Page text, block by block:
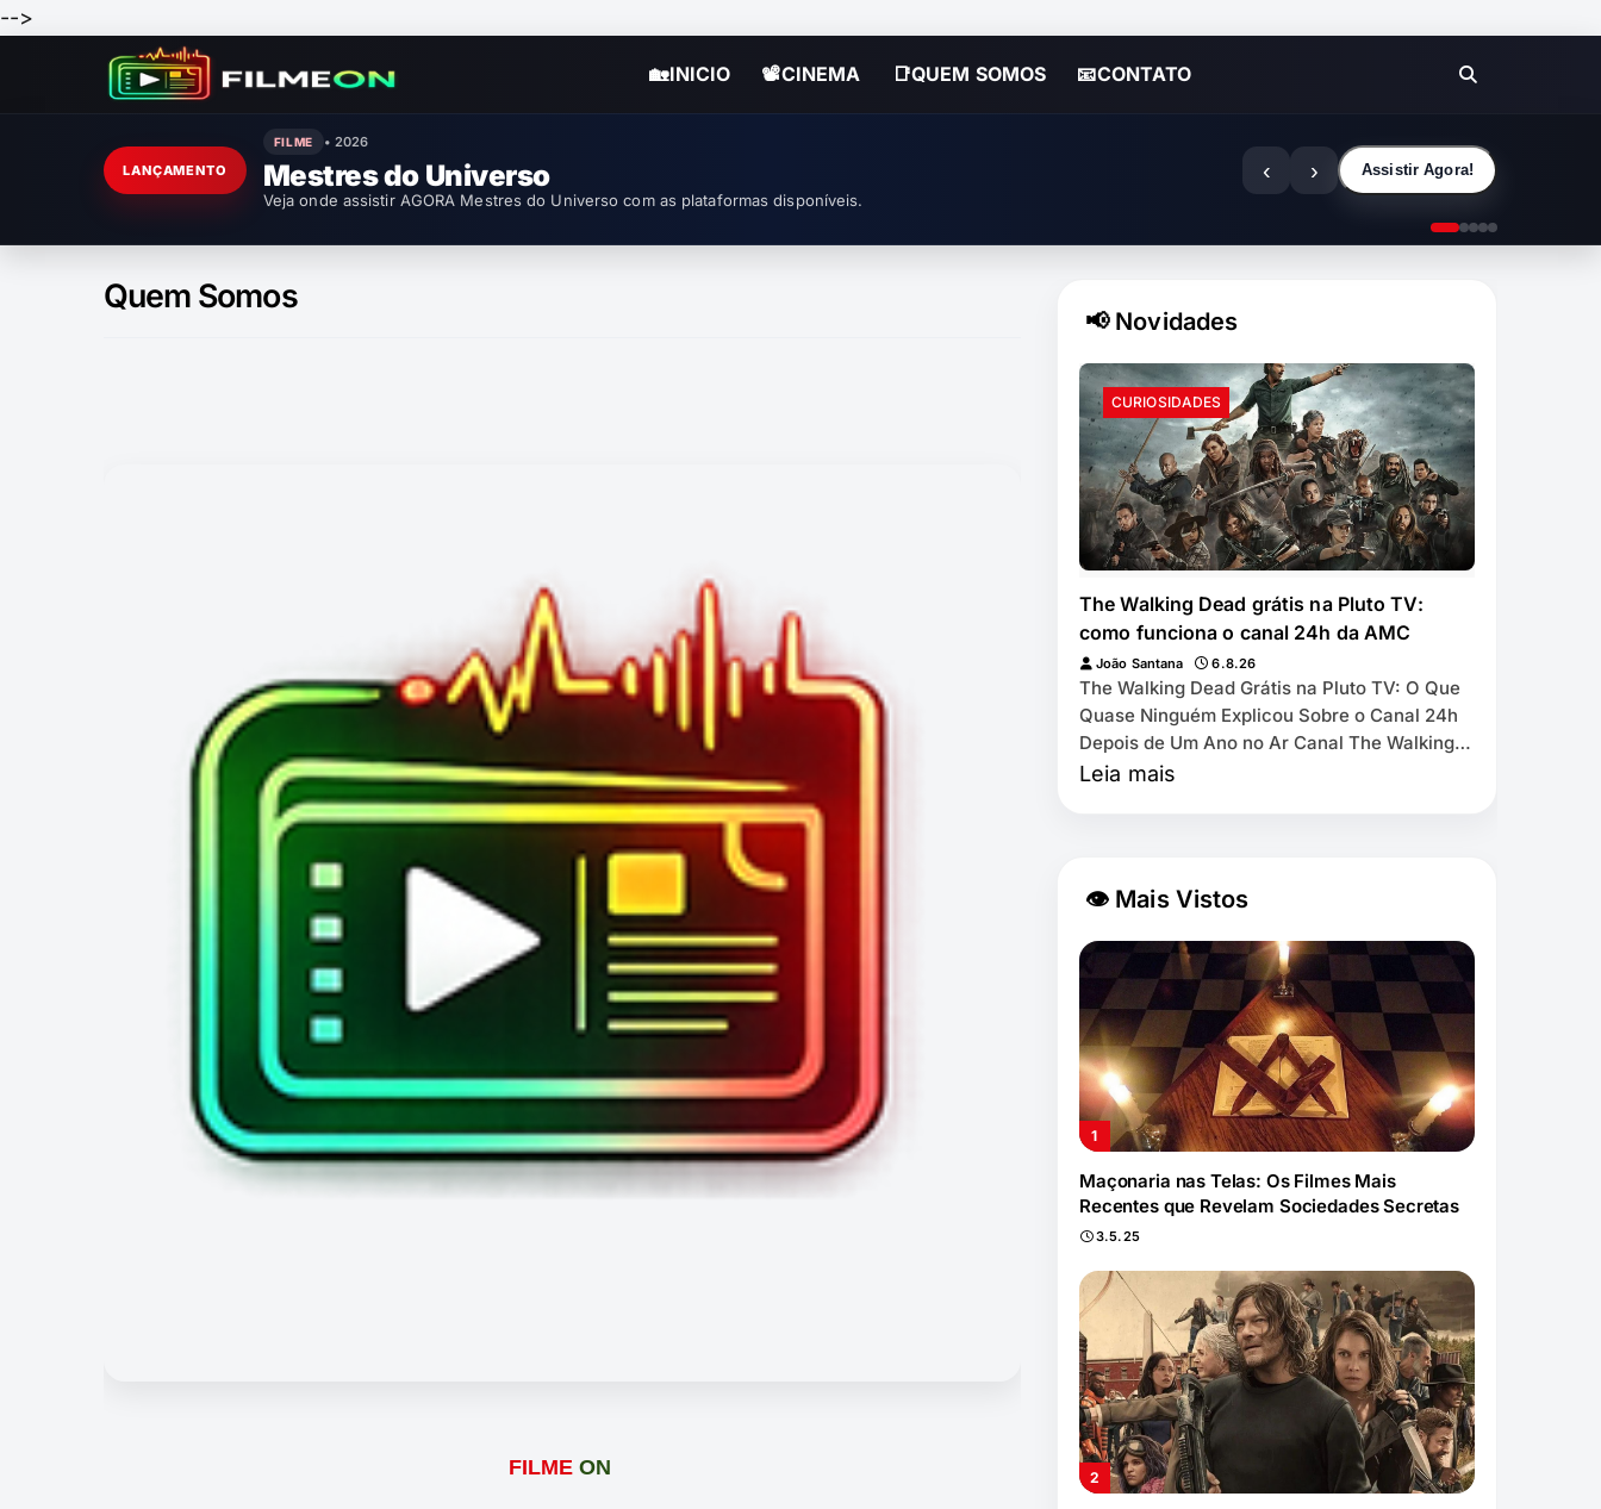
-->
🏡INICIO 📽CINEMA 📑QUEM SOMOS 📧CONTATO
LANÇAMENTO
FILME • 2026
Mestres do Universo
Veja onde assistir AGORA Mestres do Universo com as plataformas disponíveis.
‹ › Assistir Agora!
Quem Somos
FILME ON
📢 Novidades
CURIOSIDADES
The Walking Dead grátis na Pluto TV:
como funciona o canal 24h da AMC
João Santana 6.8.26
The Walking Dead Grátis na Pluto TV: O Que
Quase Ninguém Explicou Sobre o Canal 24h
Depois de Um Ano no Ar Canal The Walking
Dead by AMC exibe as 11 temporadas de
Leia mais
👁 Mais Vistos
Maçonaria nas Telas: Os Filmes Mais
Recentes que Revelam Sociedades Secretas
3.5.25